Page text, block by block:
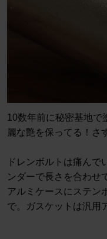
10数年前に秘密基地で
麗な艶を保ってる！さ
ドレンボルトは痛んで
ンダーで長さを合わせ
アルミケースにステン
で。ガスケットは汎用